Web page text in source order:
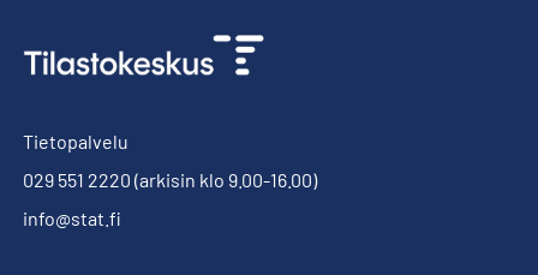
Tietopalvelu
029 551 2220 (arkisin klo 9.00-16.00)
info@stat.fi